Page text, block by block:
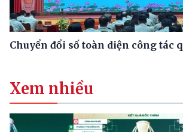
Chuyển đổi số toàn diện công tác
Xem nhiều